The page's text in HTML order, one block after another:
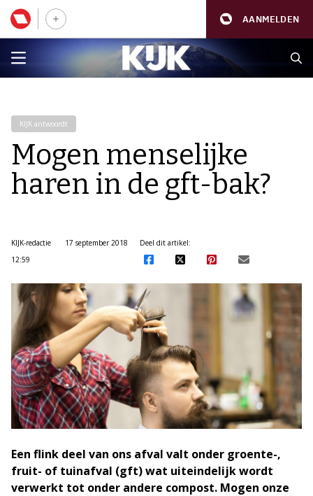
AANMELDEN
KIJK antwoordt
Mogen menselijke
haren in de gft-bak?
KIJK-redactie
17 september 2018
12:59
Deel dit artikel:
Een flink deel van ons afval valt onder groente-,
fruit- of tuinafval (gft) wat uiteindelijk wordt
verwerkt tot onder andere compost. Mogen onze